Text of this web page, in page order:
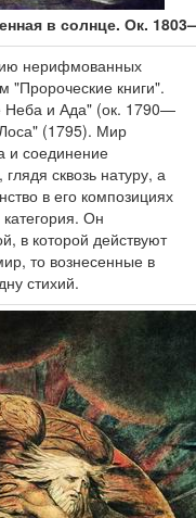
в солнце. Ок.
нерифмованных
"Пророческие книги".
Неба и Ада" (ок. 1790—
(1795). Мир
и соединение
сквозь натуру, а
в его композициях
Он
в которой действуют
то вознесенные в
стихий.